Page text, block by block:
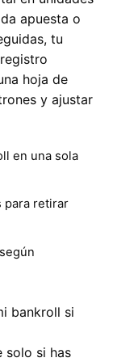
apuesta o
tu
hoja de
y ajustar
en una sola
para retirar
bankroll si
solo si has